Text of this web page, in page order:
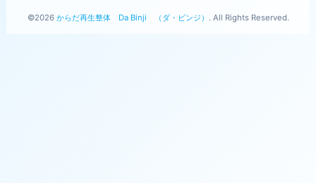
©2026 からだ再生整体 Da Binji （ダ・ビンジ） . All Rights Reserved.